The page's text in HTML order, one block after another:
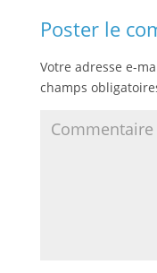
Poster le
Votre adresse e-
champs